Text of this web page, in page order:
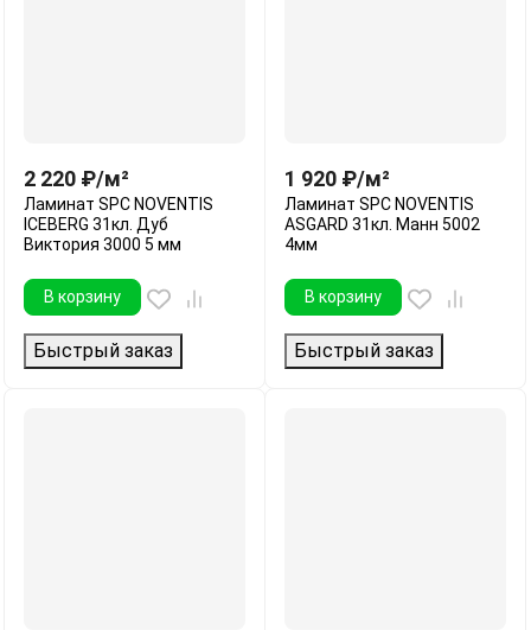
2 220 ₽/м²
Ламинат SPC NOVENTIS
ICEBERG 31кл. Дуб
Виктория 3000 5 мм
В корзину
Быстрый заказ
1 920 ₽/м²
Ламинат SPC NOVENTIS
ASGARD 31кл. Манн 5002
4мм
В корзину
Быстрый заказ